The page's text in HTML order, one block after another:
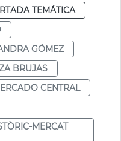
TEMÁTICA
GÓMEZ
BRUJAS
CENTRAL
MERCAT